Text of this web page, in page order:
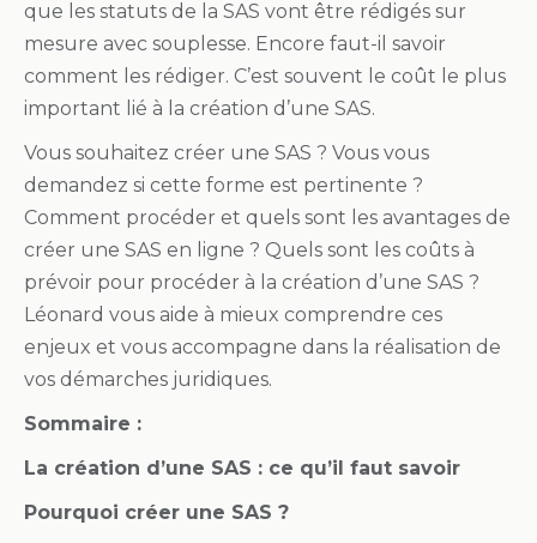
que les statuts de la SAS vont être rédigés sur
mesure avec souplesse. Encore faut-il savoir
comment les rédiger. C’est souvent le coût le plus
important lié à la création d’une SAS.
Vous souhaitez créer une SAS ? Vous vous
demandez si cette forme est pertinente ?
Comment procéder et quels sont les avantages de
créer une SAS en ligne ? Quels sont les coûts à
prévoir pour procéder à la création d’une SAS ?
Léonard vous aide à mieux comprendre ces
enjeux et vous accompagne dans la réalisation de
vos démarches juridiques.
Sommaire :
La création d’une SAS : ce qu’il faut savoir
Pourquoi créer une SAS ?